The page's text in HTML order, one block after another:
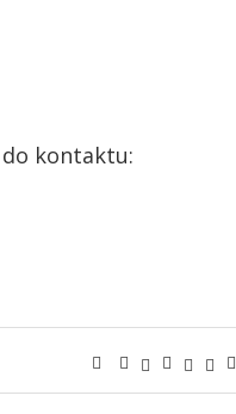
kontaktu: